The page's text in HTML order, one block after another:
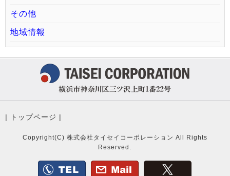
その他
地域情報
| トップページ |
Copyright(C) 株式会社タイセイコーポレーション All Rights
Reserved.